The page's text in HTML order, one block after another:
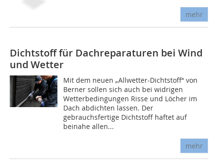
mehr
Dichtstoff für Dachreparaturen bei Wind
und Wetter
Mit dem neuen „Allwetter-Dichtstoff“ von
Berner sollen sich auch bei widrigen
Wetterbedingungen Risse und Löcher im
Dach abdichten lassen. Der
gebrauchsfertige Dichtstoff haftet auf
beinahe allen...
mehr